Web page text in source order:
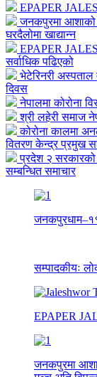
EPAPER
जनकपुरमा आशाको
घरदैलोमा खाद्यान्न
EPAPER
सर्वाधिक पढिएको
भेटेरिनरी अस्पताल
दिवस
नेपालमा कोरोना
श्री लहेरी समाज
कोरोना कालमा
वितरण केन्द्र प्रमुख
प्रदेश २ सरकारको
सम्बन्धित समाचार
जनकपुरधाम–११
सम्पादकीयः
EPAPER
जनकपुरमा